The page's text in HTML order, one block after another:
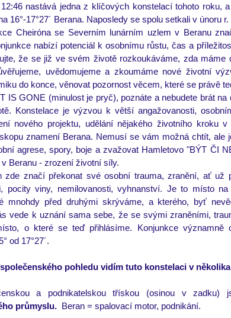
nastává jedna z klíčových konstelací tohoto roku,
Cheiróna se Severním lunárním uzlem v Beranu
nabízí potenciál k osobnímu růstu, čas a
že se již ve svém životě rozkoukáváme, zda máme
uvědomujeme a zkoumáme nové životní
do konce, věnovat pozornost věcem, které se právě
IS GONE (minulost je pryč), poznáte a nebudete brát na
Konstelace je výzvou k větší angažovanosti,
nového projektu, udělání nějakého životního kroku
znamení Berana. Nemusí se vám možná chtít, ale
agrese, spory, boje a zvažovat Hamletovo "BÝT ČI
Beranu - zrození životní síly.
zde značí překonat své osobní trauma, zranění, ať už
pocity viny, nemilovanosti, vyhnanství. Je to místo
mnohdy před druhými skrýváme, a kterého, byť
vede k uznání sama sebe, že se svými zraněními,
o které se teď přihlásíme. Konjunkce významně
od 17°27´.
pohledu vidím tuto konstelaci v
průmyslu. Beran = spalovací motor, podnikání.